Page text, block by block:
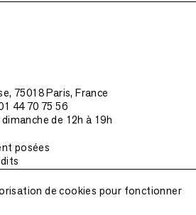
75018 Paris, France
44 70 75 56
de 12h à 19h
posées
de cookies pour fonctionner